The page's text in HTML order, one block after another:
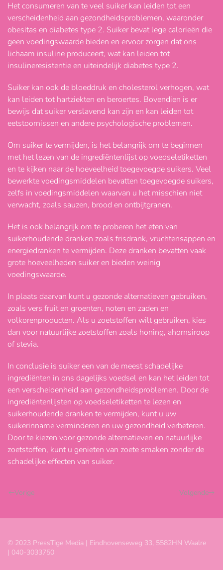
Het consumeren van te veel suiker kan leiden tot een
verscheidenheid aan gezondheidsproblemen, waaronder
obesitas en diabetes type 2. Suiker bevat lege calorieën die
geen voedingswaarde bieden en ervoor zorgen dat ons
lichaam insuline produceert, wat kan leiden tot
insulineresistentie en uiteindelijk diabetes type 2.
Suiker kan ook de bloeddruk en cholesterol verhogen, wat
kan leiden tot hartziekten en beroertes. Bovendien is er
bewijs dat suiker verslavend kan zijn en kan leiden tot
eetstoornissen en andere psychologische problemen.
Om suiker te vermijden, is het belangrijk om te beginnen
met het lezen van de ingrediëntenlijst op voedseletiketten
en te kijken naar de hoeveelheid toegevoegde suikers. Veel
bewerkte voedingsmiddelen bevatten toegevoegde suikers,
zelfs in voedingsmiddelen waarvan u het misschien niet
verwacht, zoals sauzen, brood en ontbijtgranen.
Het is ook belangrijk om te proberen het eten van
suikerhoudende dranken zoals frisdrank, vruchtensappen en
energiedranken te vermijden. Deze dranken bevatten vaak
grote hoeveelheden suiker en bieden weinig
voedingswaarde.
In plaats daarvan kunt u gezonde alternatieven gebruiken,
zoals vers fruit en groenten, noten en zaden en
volkorenproducten. Als u zoetstoffen wilt gebruiken, kies
dan voor natuurlijke zoetstoffen zoals honing, ahornsiroop
of stevia.
In conclusie is suiker een van de meest schadelijke
ingrediënten in ons dagelijks voedsel en kan het leiden tot
een verscheidenheid aan gezondheidsproblemen. Door de
ingrediëntenlijsten op voedseletiketten te lezen en
suikerhoudende dranken te vermijden, kunt u uw
suikerinname verminderen en uw gezondheid verbeteren.
Door te kiezen voor gezonde alternatieven en natuurlijke
zoetstoffen, kunt u genieten van zoete smaken zonder de
schadelijke effecten van suiker.
Vorige Volgende
© 2023 PressTige Media | Eindhovenseweg 33, 5582HN Waalre
| 040-3033750